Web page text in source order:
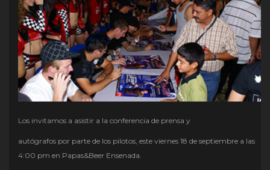
Los invitamos a asistir a la conferencia de prensa y
autógrafos por parte de los pilotos, este viernes 18 de septiembre a las
4:00 pm en Papas&Beer Ensenada.